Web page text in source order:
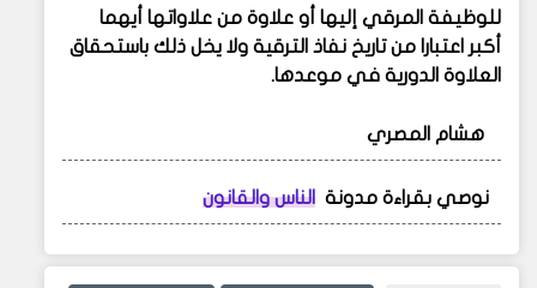
للوظيفة المرقي إليها أو علاوة من علاواتها أيهما
أكبر اعتبارا من تاريخ نفاذ الترقية ولا يخل ذلك باستحقاق
العلاوة الدورية في موعدها.
هشام المصري
نوصي بقراءة مدونة الناس والقانون